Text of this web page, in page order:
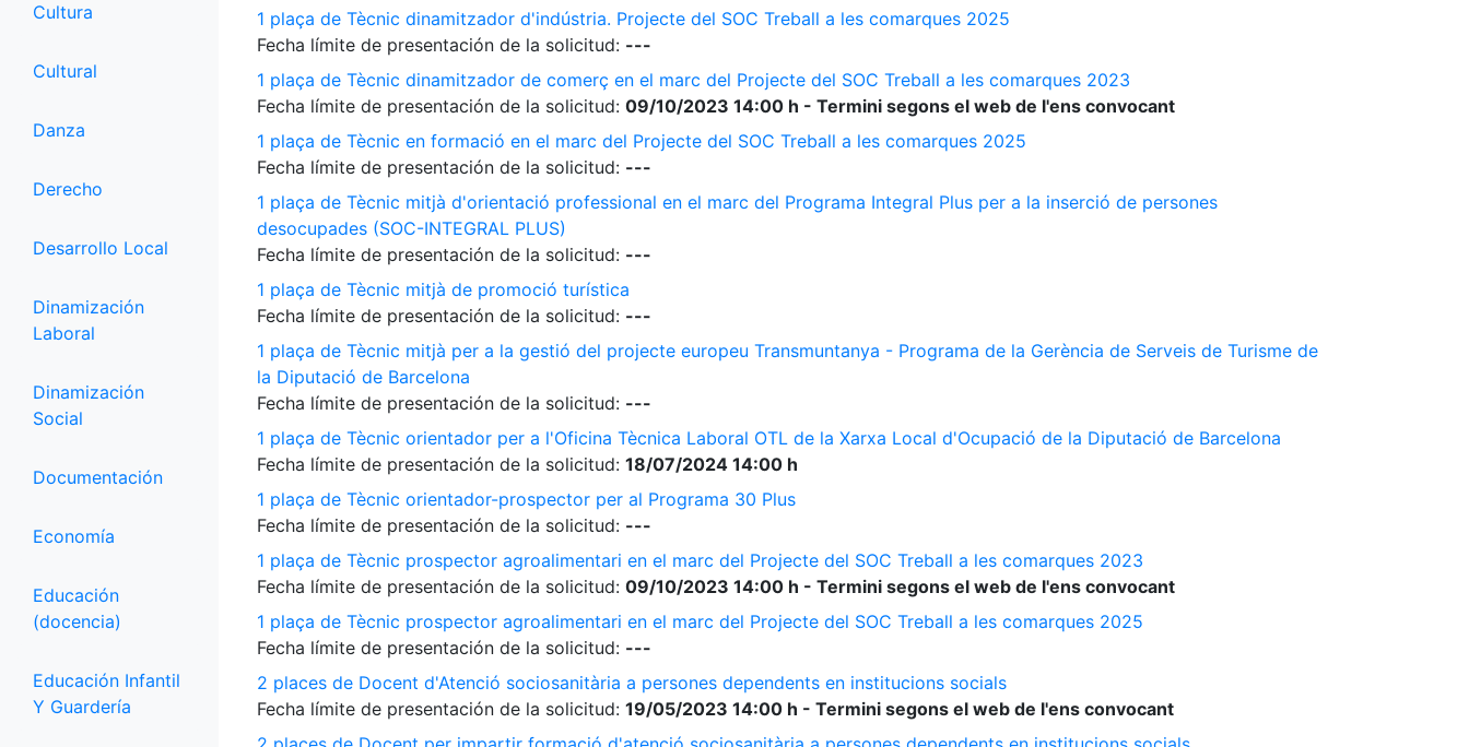
Cultura
Cultural
Danza
Derecho
Desarrollo Local
Dinamización
Laboral
Dinamización
Social
Documentación
Economía
Educación
(docencia)
Educación Infantil
Y Guardería
1 plaça de Tècnic dinamitzador d'indústria. Projecte del SOC Treball a les comarques 2025
Fecha límite de presentación de la solicitud: ---
1 plaça de Tècnic dinamitzador de comerç en el marc del Projecte del SOC Treball a les comarques 2023
Fecha límite de presentación de la solicitud: 09/10/2023 14:00 h - Termini segons el web de l'ens convocant
1 plaça de Tècnic en formació en el marc del Projecte del SOC Treball a les comarques 2025
Fecha límite de presentación de la solicitud: ---
1 plaça de Tècnic mitjà d'orientació professional en el marc del Programa Integral Plus per a la inserció de persones
desocupades (SOC-INTEGRAL PLUS)
Fecha límite de presentación de la solicitud: ---
1 plaça de Tècnic mitjà de promoció turística
Fecha límite de presentación de la solicitud: ---
1 plaça de Tècnic mitjà per a la gestió del projecte europeu Transmuntanya - Programa de la Gerència de Serveis de Turisme de
la Diputació de Barcelona
Fecha límite de presentación de la solicitud: ---
1 plaça de Tècnic orientador per a l'Oficina Tècnica Laboral OTL de la Xarxa Local d'Ocupació de la Diputació de Barcelona
Fecha límite de presentación de la solicitud: 18/07/2024 14:00 h
1 plaça de Tècnic orientador-prospector per al Programa 30 Plus
Fecha límite de presentación de la solicitud: ---
1 plaça de Tècnic prospector agroalimentari en el marc del Projecte del SOC Treball a les comarques 2023
Fecha límite de presentación de la solicitud: 09/10/2023 14:00 h - Termini segons el web de l'ens convocant
1 plaça de Tècnic prospector agroalimentari en el marc del Projecte del SOC Treball a les comarques 2025
Fecha límite de presentación de la solicitud: ---
2 places de Docent d'Atenció sociosanitària a persones dependents en institucions socials
Fecha límite de presentación de la solicitud: 19/05/2023 14:00 h - Termini segons el web de l'ens convocant